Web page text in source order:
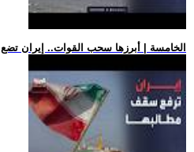
.. الخامسة | أبرزها سحب القوات.. إيران تضع 6 شروط لفتح هرمز